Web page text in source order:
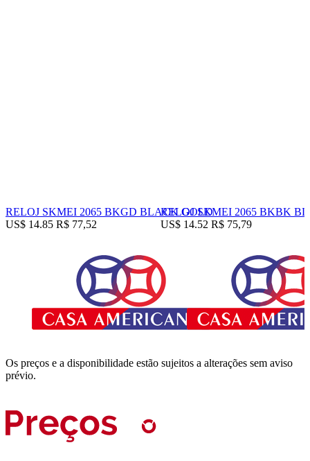
RELOJ SKMEI 2065 BKGD BLACK GOLD
US$ 14.85 R$ 77,52
RELOJ SKMEI 2065 BKBK
US$ 14.52 R$ 75,79
Os preços e a disponibilidade estão sujeitos a alterações sem aviso
prévio.